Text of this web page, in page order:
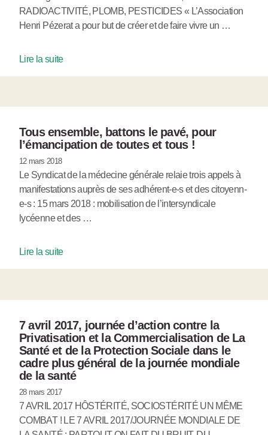
RADIOACTIVITÉ, PLOMB, PESTICIDES « L’Association
Henri Pézerat a pour but de créer et de faire vivre un …
Lire la suite
Tous ensemble, battons le pavé, pour
l’émancipation de toutes et tous !
12 mars 2018
Le Syndicat de la médecine générale relaie trois appels à
manifestations auprès de ses adhérent-e-s et des citoyenn-
e-s : 15 mars 2018 : mobilisation de l’intersyndicale
lycéenne et des …
Lire la suite
7 avril 2017, journée d’action contre la
Privatisation et la Commercialisation de La
Santé et de la Protection Sociale dans le
cadre plus général de la journée mondiale
de la santé
28 mars 2017
7 AVRIL 2017 HÔSTÉRITÉ, SOCIOSTÉRITÉ UN MÊME
COMBAT ! LE 7 AVRIL 2017/JOURNÉE MONDIALE DE